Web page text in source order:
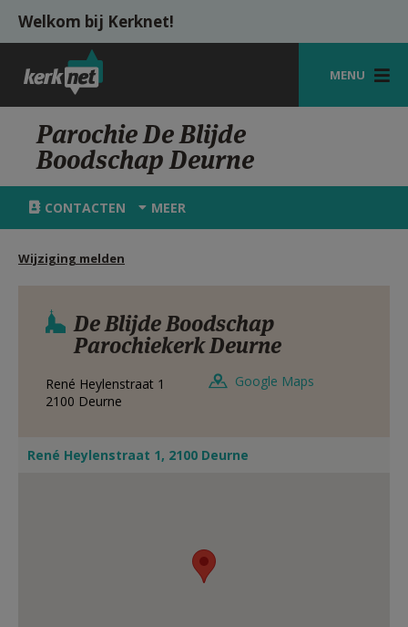
Overslaan en naar de inhoud gaan
Welkom bij Kerknet!
MENU
STARTPAGINA
KERK
VIERINGEN
HULP
MIJN PAROCHIE
AANMELDEN OF REGISTREREN
Parochie De Blijde
Boodschap Deurne
CONTACTEN MEER
Wijziging melden
De Blijde Boodschap
Parochiekerk Deurne
René Heylenstraat 1
2100 Deurne
Google Maps
René Heylenstraat 1, 2100 Deurne